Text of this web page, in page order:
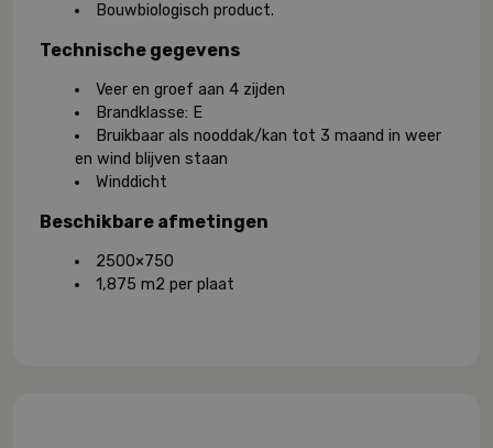
Bouwbiologisch product.
Technische gegevens
Veer en groef aan 4 zijden
Brandklasse: E
Bruikbaar als nooddak/kan tot 3 maand in weer
en wind blijven staan
Winddicht
Beschikbare afmetingen
2500×750
1,875 m2 per plaat